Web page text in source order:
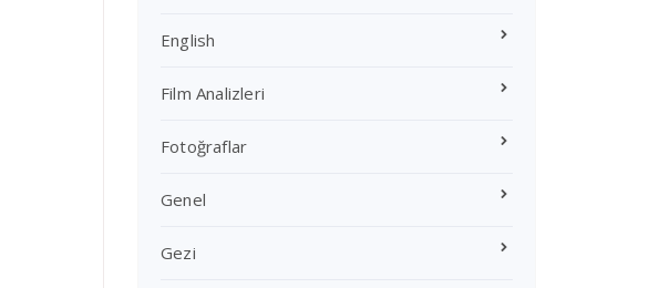
English
Film Analizleri
Fotoğraflar
Genel
Gezi